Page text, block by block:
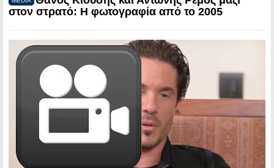
στον στρατό: Η φωτογραφία από το 2005